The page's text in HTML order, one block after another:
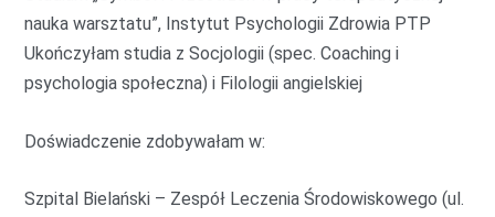
nauka warsztatu”, Instytut Psychologii Zdrowia PTP
Ukończyłam studia z Socjologii (spec. Coaching i
psychologia społeczna) i Filologii angielskiej
Doświadczenie zdobywałam w:
Szpital Bielański – Zespół Leczenia Środowiskowego (ul.